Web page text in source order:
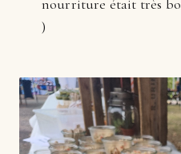
nourriture était très
)